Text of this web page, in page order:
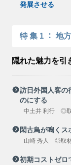
発展させる
特集1 ： 地
隠れた魅力を引
訪日外国人客の
のにする
中土井 利行 ◎取
閑古鳥が鳴くス
山崎 秀人 ◎取材
初期コストゼロ